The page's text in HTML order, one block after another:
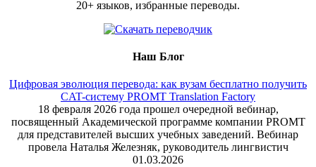
20+ языков, избранные переводы.
Наш Блог
Цифровая эволюция перевода: как вузам бесплатно получить
CAT-систему PROMT Translation Factory
18 февраля 2026 года прошел очередной вебинар,
посвященный Академической программе компании PROMT
для представителей высших учебных заведений. Вебинар
провела Наталья Железняк, руководитель лингвистич
01.03.2026